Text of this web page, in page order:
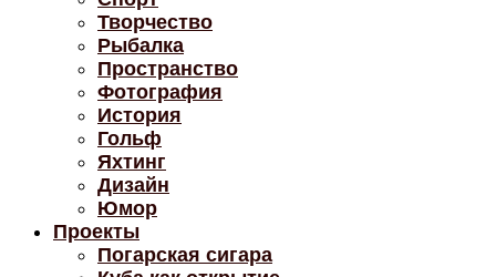
Творчество
Рыбалка
Пространство
Фотография
История
Гольф
Яхтинг
Дизайн
Юмор
Проекты
Погарская сигара